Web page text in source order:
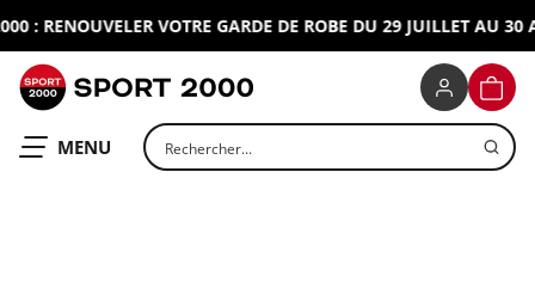
: RENOUVELER VOTRE GARDE DE ROBE DU 29 JUILLET AU 30
OUVRIR LE
MENU Rechercher un produit